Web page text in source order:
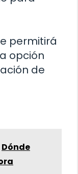
permitirá
opción
de
Dónde